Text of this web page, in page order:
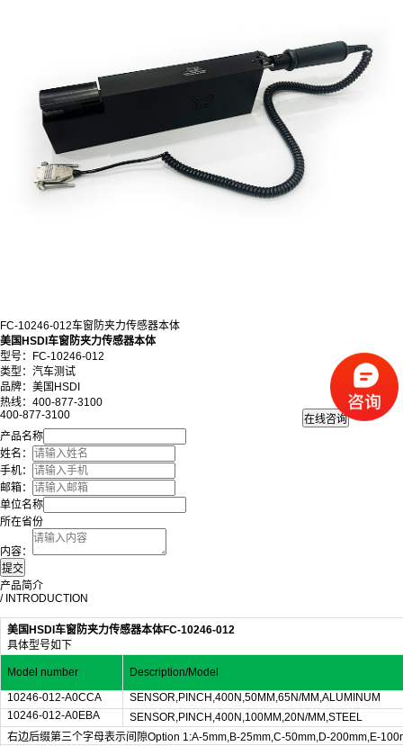
FC-10246-012车窗防夹力传感器本体
美国HSDI车窗防夹力传感器本体
型号：FC-10246-012
类型：汽车测试
品牌：美国HSDI
热线：400-877-3100
400-877-3100
产品名称
姓名：
手机：
邮箱：
单位名称
所在省份
内容：
产品简介
/ INTRODUCTION
美国HSDI车窗防夹力传感器本体FC-10246-012
具体型号如下
Model number
Description/Model
10246-012-A0CCA
SENSOR,PINCH,400N,50MM,65N/MM,ALUMINUM
10246-012-A0EBA
SENSOR,PINCH,400N,100MM,20N/MM,STEEL
右边后缀第三个字母表示间隙Option 1:A-5mm,B-25mm,C-50mm,D-200mm,E-